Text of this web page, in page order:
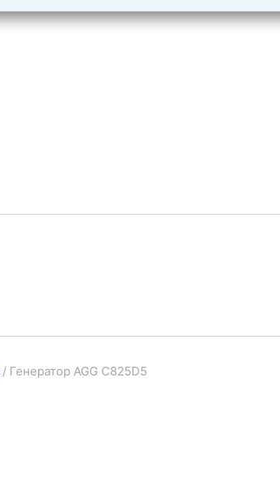
/ Генератор AGG C825D5